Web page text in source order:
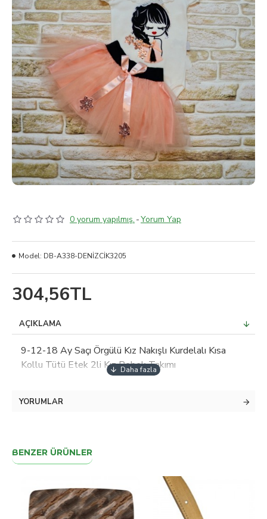
0 yorum yapılmış. -Yorum Yap
304,56TL
Model: DB-A338-DENİZCİK3205
AÇIKLAMA
9-12-18 Ay Saçı Örgülü Kız Nakışlı Kurdelalı Kısa
Kollu Tütü Etek 2li Kız Bebek Takımı
YORUMLAR
BENZER ÜRÜNLER